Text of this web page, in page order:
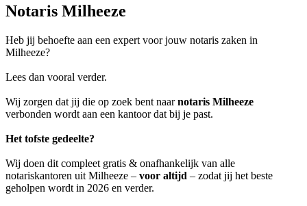
Notaris Milheeze
Heb jij behoefte aan een expert voor jouw notaris zaken in
Milheeze?
Lees dan vooral verder.
Wij zorgen dat jij die op zoek bent naarnotaris Milheeze
verbonden wordt aan een kantoor dat bij je past.
Het tofste gedeelte?
Wij doen dit compleet gratis & onafhankelijk van alle
notariskantoren uit Milheeze – voor altijd – zodat jij het beste
geholpen wordt in 2026 en verder.